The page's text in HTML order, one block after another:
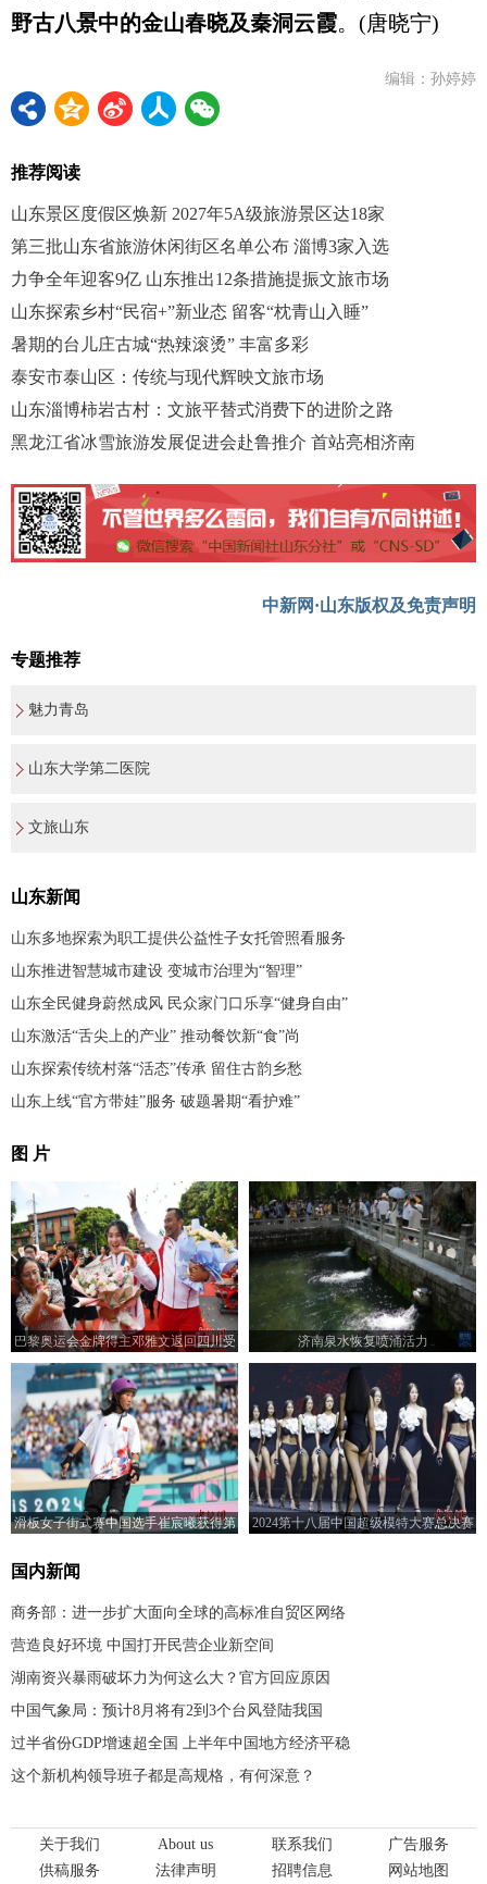
野古八景中的金山春晓及秦洞云霞。(唐晓宁)
编辑：孙婷婷
推荐阅读
山东景区度假区焕新 2027年5A级旅游景区达18家
第三批山东省旅游休闲街区名单公布 淄博3家入选
力争全年迎客9亿 山东推出12条措施提振文旅市场
山东探索乡村“民宿+”新业态 留客“枕青山入睡”
暑期的台儿庄古城“热辣滚烫” 丰富多彩
泰安市泰山区：传统与现代辉映文旅市场
山东淄博柿岩古村：文旅平替式消费下的进阶之路
黑龙江省冰雪旅游发展促进会赴鲁推介 首站亮相济南
中新网·山东版权及免责声明
专题推荐
魅力青岛
山东大学第二医院
文旅山东
山东新闻
山东多地探索为职工提供公益性子女托管照看服务
山东推进智慧城市建设 变城市治理为“智理”
山东全民健身蔚然成风 民众家门口乐享“健身自由”
山东激活“舌尖上的产业” 推动餐饮新“食”尚
山东探索传统村落“活态”传承 留住古韵乡愁
山东上线“官方带娃”服务 破题暑期“看护难”
图 片
巴黎奥运会金牌得主邓雅文返回四川受
到热烈欢迎
济南泉水恢复喷涌活力
滑板女子街式赛中国选手崔宸曦获得第
2024第十八届中国超级模特大赛总决赛
国内新闻
商务部：进一步扩大面向全球的高标准自贸区网络
营造良好环境 中国打开民营企业新空间
湖南资兴暴雨破坏力为何这么大？官方回应原因
中国气象局：预计8月将有2到3个台风登陆我国
过半省份GDP增速超全国 上半年中国地方经济平稳
这个新机构领导班子都是高规格，有何深意？
关于我们 About us 联系我们
广告服务
供稿服务
法律声明 招聘信息 网站地图